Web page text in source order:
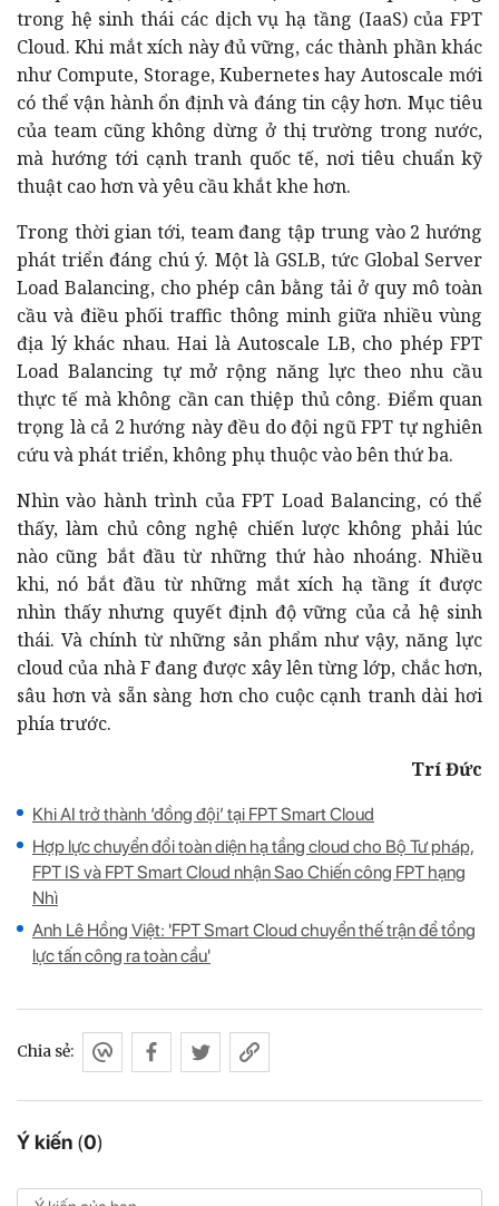
trong hệ sinh thái các dịch vụ hạ tầng (IaaS) của FPT
Cloud. Khi mắt xích này đủ vững, các thành phần khác
như Compute, Storage, Kubernetes hay Autoscale mới
có thể vận hành ổn định và đáng tin cậy hơn. Mục tiêu
của team cũng không dừng ở thị trường trong nước,
mà hướng tới cạnh tranh quốc tế, nơi tiêu chuẩn kỹ
thuật cao hơn và yêu cầu khắt khe hơn.
Trong thời gian tới, team đang tập trung vào 2 hướng
phát triển đáng chú ý. Một là GSLB, tức Global Server
Load Balancing, cho phép cân bằng tải ở quy mô toàn
cầu và điều phối traffic thông minh giữa nhiều vùng
địa lý khác nhau. Hai là Autoscale LB, cho phép FPT
Load Balancing tự mở rộng năng lực theo nhu cầu
thực tế mà không cần can thiệp thủ công. Điểm quan
trọng là cả 2 hướng này đều do đội ngũ FPT tự nghiên
cứu và phát triển, không phụ thuộc vào bên thứ ba.
Nhìn vào hành trình của FPT Load Balancing, có thể
thấy, làm chủ công nghệ chiến lược không phải lúc
nào cũng bắt đầu từ những thứ hào nhoáng. Nhiều
khi, nó bắt đầu từ những mắt xích hạ tầng ít được
nhìn thấy nhưng quyết định độ vững của cả hệ sinh
thái. Và chính từ những sản phẩm như vậy, năng lực
cloud của nhà F đang được xây lên từng lớp, chắc hơn,
sâu hơn và sẵn sàng hơn cho cuộc cạnh tranh dài hơi
phía trước.
Trí Đức
Khi AI trở thành ‘đồng đội’ tại FPT Smart Cloud
Hợp lực chuyển đổi toàn diện hạ tầng cloud cho Bộ Tư pháp,
FPT IS và FPT Smart Cloud nhận Sao Chiến công FPT hạng
Nhì
Anh Lê Hồng Việt: 'FPT Smart Cloud chuyển thế trận để tổng
lực tấn công ra toàn cầu'
Ý kiến (0)
Chia sẻ: